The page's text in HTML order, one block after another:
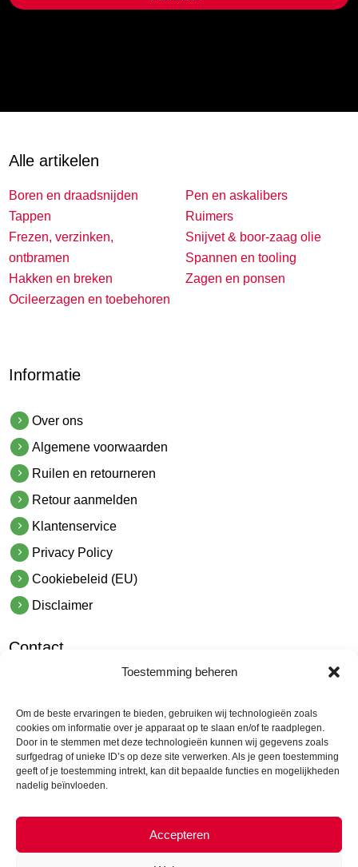
Toestemming beheren
Om de beste ervaringen te bieden, gebruiken wij technologieën zoals
cookies om informatie over je apparaat op te slaan en/of te raadplegen.
Door in te stemmen met deze technologieën kunnen wij gegevens zoals
surfgedrag of unieke ID’s op deze site verwerken. Als je geen toestemming
geeft of je toestemming intrekt, kan dit bepaalde functies en mogelijkheden
nadelig beïnvloeden.
Accepteren
Alle artikelen
Boren en draadsnijden
Tappen
Frezen, verzinken,
ontbramen
Hakken en breken
Ocileerzagen en toebehoren
Pen en askalibers
Ruimers
Snijvet & boor-zaag olie
Spannen en tooling
Zagen en ponsen
Informatie
Over ons
Algemene voorwaarden
Ruilen en retourneren
Retour aanmelden
Klantenservice
Privacy Policy
Cookiebeleid (EU)
Disclaimer
Contact
t.0228 53 00 40
e.info@hetindustriehuis.com
KVK 51483904
BTW NL850044522B01